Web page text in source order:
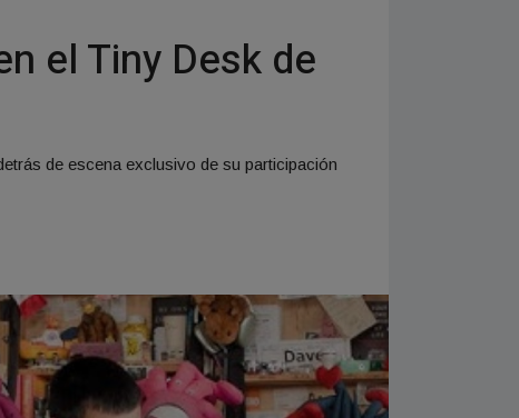
el Tiny Desk de
de escena exclusivo de su participación